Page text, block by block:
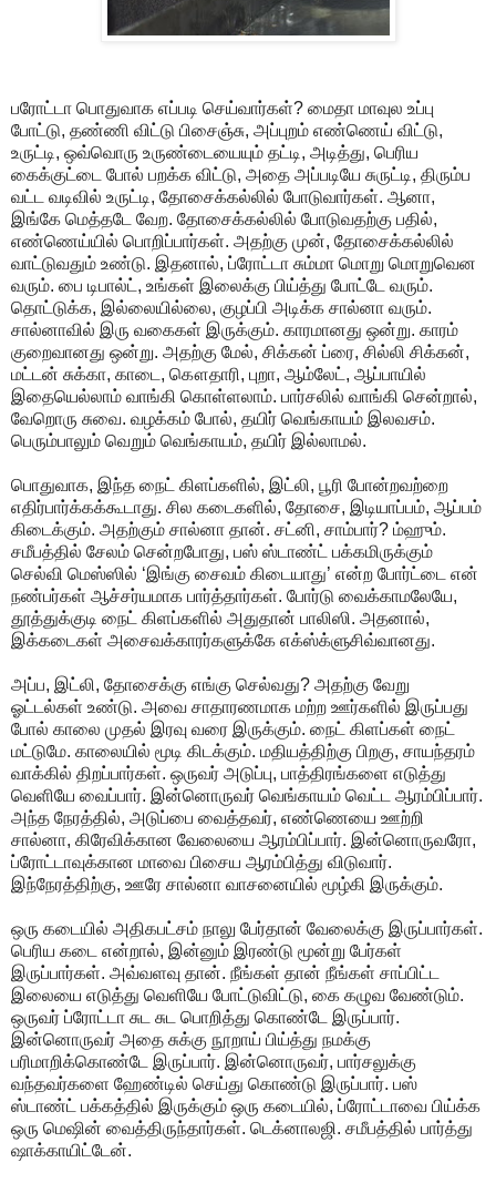
பரோட்டா பொதுவாக எப்படி செய்வார்கள்? மைதா மாவுல உப்பு
போட்டு, தண்ணி விட்டு பிசைஞ்சு, அப்புறம் எண்ணெய் விட்டு,
உருட்டி, ஒவ்வொரு உருண்டையையும் தட்டி, அடித்து, பெரிய
கைக்குட்டை போல் பறக்க விட்டு, அதை அப்படியே சுருட்டி, திரும்ப
வட்ட வடிவில் உருட்டி, தோசைக்கல்லில் போடுவார்கள். ஆனா,
இங்கே மெத்தடே வேற. தோசைக்கல்லில் போடுவதற்கு பதில்,
எண்ணெய்யில் பொறிப்பார்கள். அதற்கு முன், தோசைக்கல்லில்
வாட்டுவதும் உண்டு. இதனால், ப்ரோட்டா சும்மா மொறு மொறுவென
வரும். பை டிபால்ட், உங்கள் இலைக்கு பிய்த்து போட்டே வரும்.
தொட்டுக்க, இல்லையில்லை, குழப்பி அடிக்க சால்னா வரும்.
சால்னாவில் இரு வகைகள் இருக்கும். காரமானது ஒன்று. காரம்
குறைவானது ஒன்று. அதற்கு மேல், சிக்கன் ப்ரை, சில்லி சிக்கன்,
மட்டன் சுக்கா, காடை, கௌதாரி, புறா, ஆம்லேட், ஆப்பாயில்
இதையெல்லாம் வாங்கி கொள்ளலாம். பார்சலில் வாங்கி சென்றால்,
வேறொரு சுவை. வழக்கம் போல், தயிர் வெங்காயம் இலவசம்.
பெரும்பாலும் வெறும் வெங்காயம், தயிர் இல்லாமல்.
பொதுவாக, இந்த நைட் கிளப்களில், இட்லி, பூரி போன்றவற்றை
எதிர்பார்க்கக்கூடாது. சில கடைகளில், தோசை, இடியாப்பம், ஆப்பம்
கிடைக்கும். அதற்கும் சால்னா தான். சட்னி, சாம்பார்? ம்ஹும்.
சமீபத்தில் சேலம் சென்றபோது, பஸ் ஸ்டாண்ட் பக்கமிருக்கும்
செல்வி மெஸ்ஸில் ‘இங்கு சைவம் கிடையாது’ என்ற போர்ட்டை என்
நண்பர்கள் ஆச்சர்யமாக பார்த்தார்கள். போர்டு வைக்காமலேயே,
தூத்துக்குடி நைட் கிளப்களில் அதுதான் பாலிஸி. அதனால்,
இக்கடைகள் அசைவக்காரர்களுக்கே எக்ஸ்க்ளுசிவ்வானது.
அப்ப, இட்லி, தோசைக்கு எங்கு செல்வது? அதற்கு வேறு
ஓட்டல்கள் உண்டு. அவை சாதாரணமாக மற்ற ஊர்களில் இருப்பது
போல் காலை முதல் இரவு வரை இருக்கும். நைட் கிளப்கள் நைட்
மட்டுமே. காலையில் மூடி கிடக்கும். மதியத்திற்கு பிறகு, சாயந்தரம்
வாக்கில் திறப்பார்கள். ஒருவர் அடுப்பு, பாத்திரங்களை எடுத்து
வெளியே வைப்பார். இன்னொருவர் வெங்காயம் வெட்ட ஆரம்பிப்பார்.
அந்த நேரத்தில், அடுப்பை வைத்தவர், எண்ணெயை ஊற்றி
சால்னா, கிரேவிக்கான வேலையை ஆரம்பிப்பார். இன்னொருவரோ,
ப்ரோட்டாவுக்கான மாவை பிசைய ஆரம்பித்து விடுவார்.
இந்நேரத்திற்கு, ஊரே சால்னா வாசனையில் மூழ்கி இருக்கும்.
ஒரு கடையில் அதிகபட்சம் நாலு பேர்தான் வேலைக்கு இருப்பார்கள்.
பெரிய கடை என்றால், இன்னும் இரண்டு மூன்று பேர்கள்
இருப்பார்கள். அவ்வளவு தான். நீங்கள் தான் நீங்கள் சாப்பிட்ட
இலையை எடுத்து வெளியே போட்டுவிட்டு, கை கழுவ வேண்டும்.
ஒருவர் ப்ரோட்டா சுட சுட பொறித்து கொண்டே இருப்பார்.
இன்னொருவர் அதை சுக்கு நூறாய் பிய்த்து நமக்கு
பரிமாறிக்கொண்டே இருப்பார். இன்னொருவர், பார்சலுக்கு
வந்தவர்களை ஹேண்டில் செய்து கொண்டு இருப்பார். பஸ்
ஸ்டாண்ட் பக்கத்தில் இருக்கும் ஒரு கடையில், ப்ரோட்டாவை பிய்க்க
ஒரு மெஷின் வைத்திருந்தார்கள். டெக்னாலஜி. சமீபத்தில் பார்த்து
ஷாக்காயிட்டேன்.